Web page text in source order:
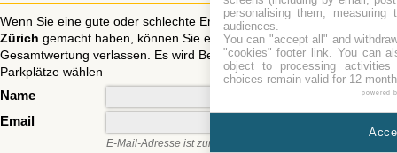
Wenn Sie eine gute oder schlechte Erfahrungen mit AirportParking
Zürich gemacht haben, können Sie einen Bewertung und
Gesamtwertung verlassen. Es wird Benutzern zu helfen, die besten
Parkplätze wählen
Name
Email
E-Mail-Adresse ist zur Kommentierung erforderlich. Es wird
personalising them, measuring
audiences.
You can "accept all" and
"cookies" footer link. You can
object to processing
choices remain valid for 12
powered